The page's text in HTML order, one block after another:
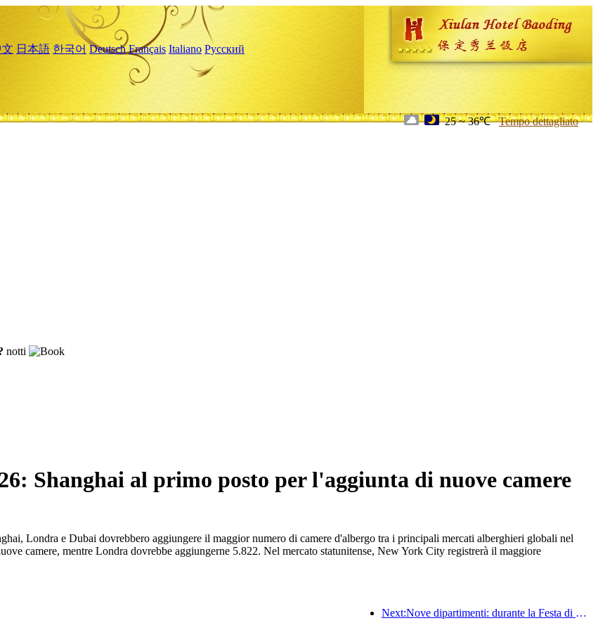
日本語 한국어 Deutsch Français Italiano Русский
25 ~ 36℃ Tempo dettagliato
notti
Shanghai al primo posto per l'aggiunta di nuove camere
Londra e Dubai dovrebbero aggiungere il maggior numero di camere d'albergo tra i principali mercati alberghieri globali nel
camere, mentre Londra dovrebbe aggiungerne 5.822. Nel mercato statunitense, New York City registrerà il maggiore
Next:Nove dipartimenti: durante la Festa di Primavera, le catene alberghiere e le case vacanze boutique offriranno misure preferenziali.